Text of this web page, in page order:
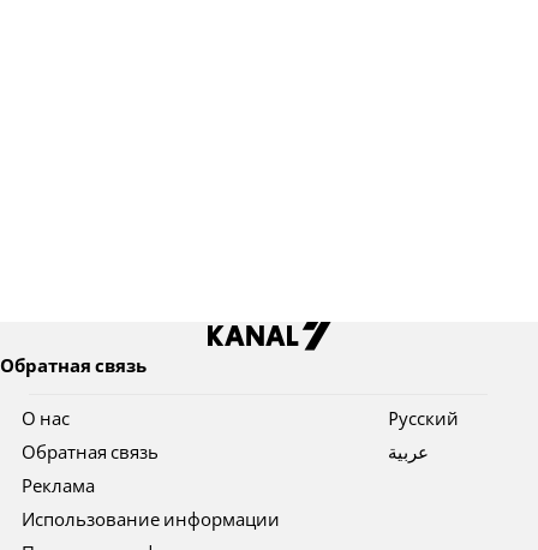
Обратная связь
О нас
Обратная связь
Реклама
Использование информации
Pусский
عربية